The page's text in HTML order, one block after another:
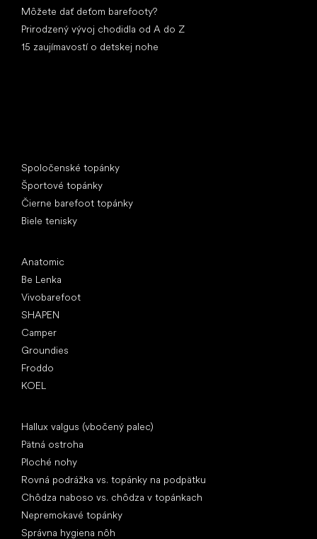
Môžete dať deťom barefooty?
Prirodzený vývoj chodidla od A do Z
15 zaujímavostí o detskej nohe
Spoločenské topánky
Športové topánky
Čierne barefoot topánky
Biele tenisky
Anatomic
Be Lenka
Vivobarefoot
SHAPEN
Camper
Groundies
Froddo
KOEL
Hallux valgus (vbočený palec)
Pätná ostroha
Ploché nohy
Rovná podrážka vs. topánky na podpätku
Chôdza naboso vs. chôdza v topánkach
Nepremokavé topánky
Správna hygiena nôh